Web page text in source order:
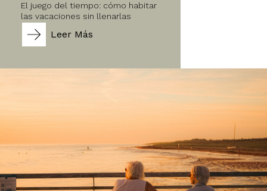
El juego del tiempo: cómo habitar
las vacaciones sin llenarlas
Leer Más